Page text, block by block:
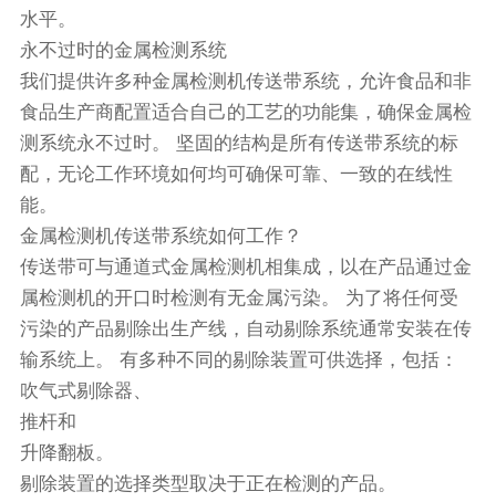
水平。
永不过时的金属检测系统
我们提供许多种金属检测机传送带系统，允许食品和非
食品生产商配置适合自己的工艺的功能集，确保金属检
测系统永不过时。 坚固的结构是所有传送带系统的标
配，无论工作环境如何均可确保可靠、一致的在线性
能。
金属检测机传送带系统如何工作？
传送带可与通道式金属检测机相集成，以在产品通过金
属检测机的开口时检测有无金属污染。 为了将任何受
污染的产品剔除出生产线，自动剔除系统通常安装在传
输系统上。 有多种不同的剔除装置可供选择，包括：
吹气式剔除器、
推杆和
升降翻板。
剔除装置的选择类型取决于正在检测的产品。